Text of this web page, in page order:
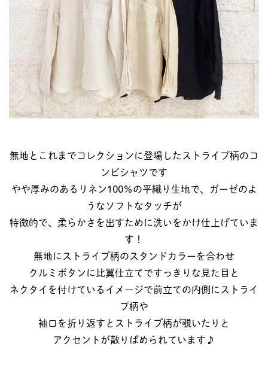
無地とこれまでコレクションに登場したストライプ柄のコ
ンビシャツです
やや厚みのあるリネン100％の平織り生地で、ガーゼのよ
うなソフトなタッチが
特徴的で、柔らかさを出すために洗いをかけ仕上げていま
す！
無地にストライプ柄のスタンドカラーを合わせ
クルミボタンに比翼仕立てですっきりな見た目と
ネクタイを付けているイメージで前立ての内側にストライ
プ柄や
袖口を折り返すとストライプ柄が覗いたりと
アクセントが散りばめられています♪